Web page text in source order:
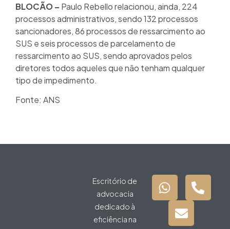
BLOCÃO – Paulo Rebello relacionou, ainda, 224
processos administrativos, sendo 132 processos
sancionadores, 86 processos de ressarcimento ao
SUS e seis processos de parcelamento de
ressarcimento ao SUS, sendo aprovados pelos
diretores todos aqueles que não tenham qualquer
tipo de impedimento.
Fonte: ANS
Escritório de
advocacia
dedicado à
eficiência na